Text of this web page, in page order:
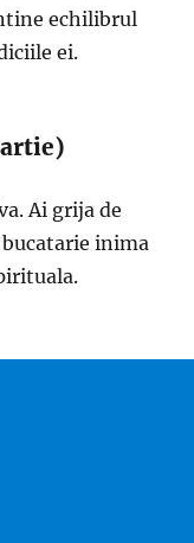
echilibrul
ei.
Ai grija de
bucatarie inima